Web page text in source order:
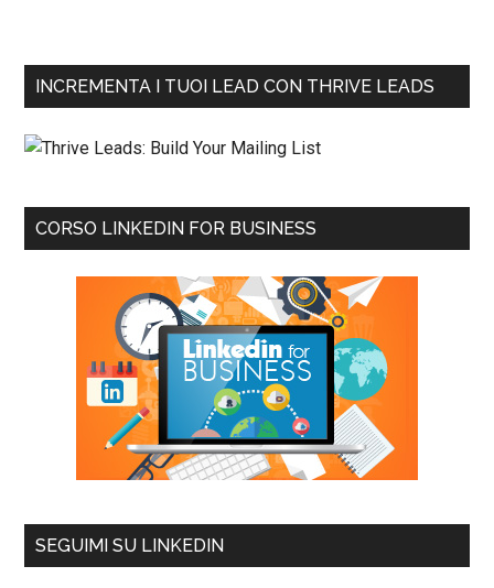
INCREMENTA I TUOI LEAD CON THRIVE LEADS
CORSO LINKEDIN FOR BUSINESS
SEGUIMI SU LINKEDIN